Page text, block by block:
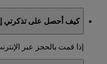
كيف أحصل على تذكرتي
إذا قمت بالحجز عبر